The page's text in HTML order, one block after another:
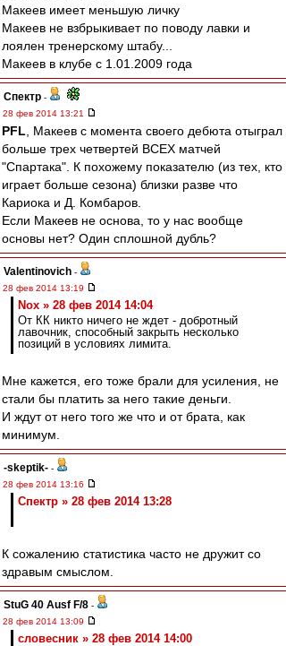
Макеев имеет меньшую личку
Макеев не взбрыкивает по поводу лавки и
лоялен тренерскому штабу...
Макеев в клубе с 1.01.2009 года
Спектр -
28 фев 2014 13:21
PFL , Макеев с момента своего дебюта отыграл
больше трех четвертей ВСЕХ матчей
"Спартака". К похожему показателю (из тех, кто
играет больше сезона) близки разве что
Кариока и Д. Комбаров.
Если Макеев не основа, то у нас вообще
основы нет? Один сплошной дубль?
Valentinovich -
28 фев 2014 13:19
Nox » 28 фев 2014 14:04
От КК никто ничего не ждет - добротный
лавочник, способный закрыть несколько
позиций в условиях лимита.
Мне кажется, его тоже брали для усиления, не
стали бы платить за него такие деньги.
И ждут от него того же что и от брата, как
минимум.
-skeptik- -
28 фев 2014 13:16
Спектр » 28 фев 2014 13:28
К сожалению статистика часто не дружит со
здравым смыслом.
StuG 40 Ausf F/8 -
28 фев 2014 13:09
словесник » 28 фев 2014 14:00